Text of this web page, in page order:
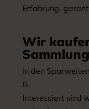
Erfahrung.
Wir
Sammlung
in den
G.
Interessiert sind